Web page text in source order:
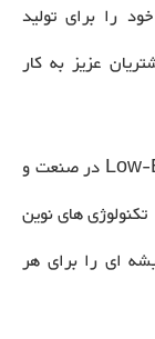
را برای تولید
عزیز به کار
این شرکت یکی از تولیدکنندگان اصلی شیشه Low-E در صنعت و
های نوین
ای را برای هر